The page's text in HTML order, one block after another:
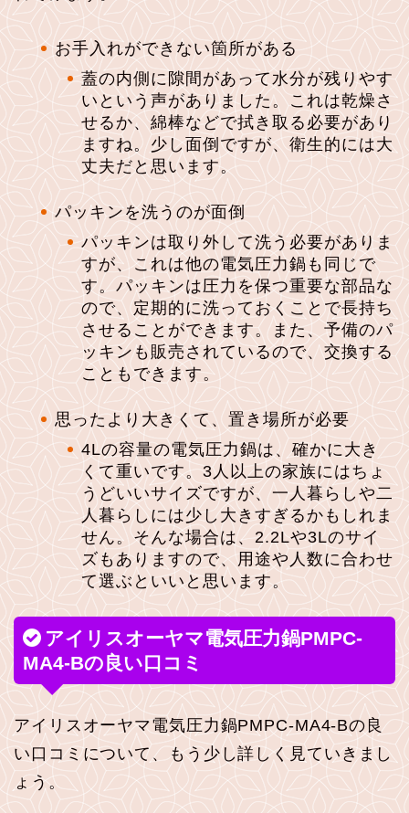
お手入れができない箇所がある
蓋の内側に隙間があって水分が残りやす
いという声がありました。これは乾燥さ
せるか、綿棒などで拭き取る必要があり
ますね。少し面倒ですが、衛生的には大
丈夫だと思います。
パッキンを洗うのが面倒
パッキンは取り外して洗う必要がありま
すが、これは他の電気圧力鍋も同じで
す。パッキンは圧力を保つ重要な部品な
ので、定期的に洗っておくことで長持ち
させることができます。また、予備のパ
ッキンも販売されているので、交換する
こともできます。
思ったより大きくて、置き場所が必要
4Lの容量の電気圧力鍋は、確かに大き
くて重いです。3人以上の家族にはちょ
うどいいサイズですが、一人暮らしや二
人暮らしには少し大きすぎるかもしれま
せん。そんな場合は、2.2Lや3Lのサイ
ズもありますので、用途や人数に合わせ
て選ぶといいと思います。
アイリスオーヤマ電気圧力鍋PMPC-
MA4-Bの良い口コミ
アイリスオーヤマ電気圧力鍋PMPC-MA4-Bの良
い口コミについて、もう少し詳しく見ていきまし
ょう。